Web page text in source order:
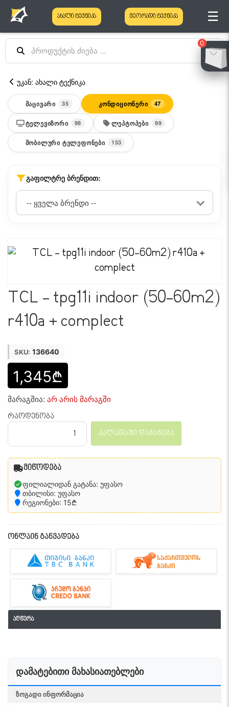
0
ახალი ტექნიკა მეორადი ტექნიკა ☰
უკან: ახალი ტექნიკა
ᲛᲐᲪᲘᲕᲐᲠᲘ 35 ᲙᲝᲜᲓᲘᲪᲘᲝᲜᲔᲠᲘ 47
ᲢᲔᲚᲔᲕᲘᲖᲝᲠᲘ 98 ᲚᲔᲞᲢᲝᲞᲔᲑᲘ 99
ᲛᲝᲑᲘᲚᲣᲠᲘ ᲢᲔᲚᲔᲤᲝᲜᲔᲑᲘ 153
ᲒᲐᲤᲘᲚᲢᲠᲔ ᲑᲠᲔᲜᲓᲘᲗ:
TCL - tpg11i indoor (50-60m2)
r410a + complect
SKU: 136640
1,345₾
მარაგშია: არ არის მარაგში
რაოდენობა
კალათაში დამატება
მიწოდება
ფილიალიდან გატანა: უფასო
თბილისი: უფასო
რეგიონები: 15₾
ონლაინ განვადება
აღწერა
დამატებითი მახასიათებლები
ᲖᲝᲒᲐᲓᲘ ᲘᲜᲤᲝᲠᲛᲐᲪᲘᲐ